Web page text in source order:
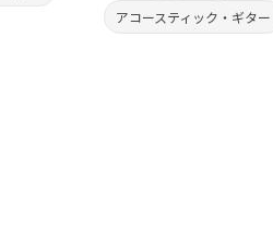
アコースティック・ギター